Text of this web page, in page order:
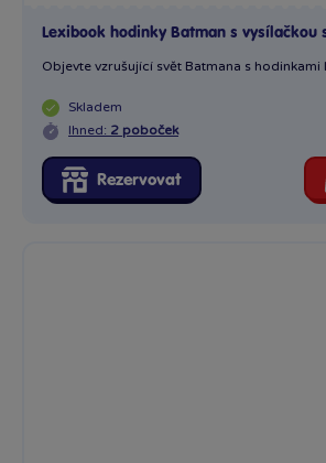
Lexibook hodinky Batman s vysílačkou
Objevte vzrušující svět Batmana s hodinkami
Skladem
Ihned: 2 poboček
Rezervovat